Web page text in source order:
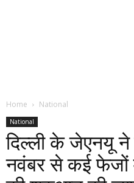
Home National
National
दिल्‍ली के जेएनयू ने
नवंबर से कई फेजों